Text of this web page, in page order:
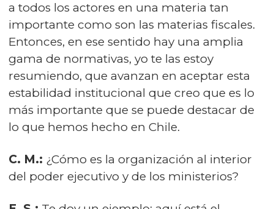
a todos los actores en una materia tan
importante como son las materias fiscales.
Entonces, en ese sentido hay una amplia
gama de normativas, yo te las estoy
resumiendo, que avanzan en aceptar esta
estabilidad institucional que creo que es lo
más importante que se puede destacar de
lo que hemos hecho en Chile.
C. M.: ¿Cómo es la organización al interior
del poder ejecutivo y de los ministerios?